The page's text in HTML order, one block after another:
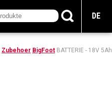
DE
Zubehoer BigFoot BATTERIE - 18V 5Ah